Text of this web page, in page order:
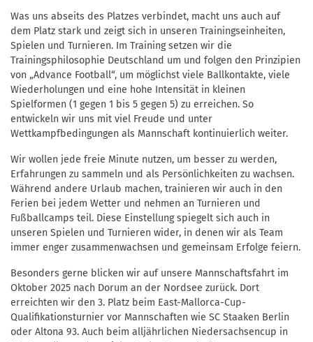
Was uns abseits des Platzes verbindet, macht uns auch auf
dem Platz stark und zeigt sich in unseren Trainingseinheiten,
Spielen und Turnieren. Im Training setzen wir die
Trainingsphilosophie Deutschland um und folgen den Prinzipien
von „Advance Football“, um möglichst viele Ballkontakte, viele
Wiederholungen und eine hohe Intensität in kleinen
Spielformen (1 gegen 1 bis 5 gegen 5) zu erreichen. So
entwickeln wir uns mit viel Freude und unter
Wettkampfbedingungen als Mannschaft kontinuierlich weiter.
Wir wollen jede freie Minute nutzen, um besser zu werden,
Erfahrungen zu sammeln und als Persönlichkeiten zu wachsen.
Während andere Urlaub machen, trainieren wir auch in den
Ferien bei jedem Wetter und nehmen an Turnieren und
Fußballcamps teil. Diese Einstellung spiegelt sich auch in
unseren Spielen und Turnieren wider, in denen wir als Team
immer enger zusammenwachsen und gemeinsam Erfolge feiern.
Besonders gerne blicken wir auf unsere Mannschaftsfahrt im
Oktober 2025 nach Dorum an der Nordsee zurück. Dort
erreichten wir den 3. Platz beim East-Mallorca-Cup-
Qualifikationsturnier vor Mannschaften wie SC Staaken Berlin
oder Altona 93. Auch beim alljährlichen Niedersachsencup in